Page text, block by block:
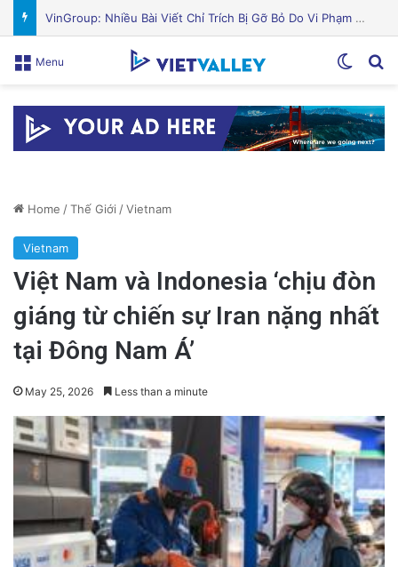
Nguyên Nhân Gây Nổ Tên Lửa Trên Bệ Phóng: Hé Lộ Từ Blue Origin
Menu
Home /Thế Giới /Vietnam
Vietnam
Việt Nam và Indonesia ‘chịu đòn
giáng từ chiến sự Iran nặng nhất
tại Đông Nam Á’
May 25, 2026 Less than a minute